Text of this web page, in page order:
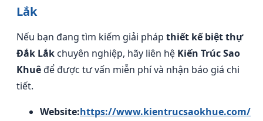
Lắk
Nếu bạn đang tìm kiếm giải pháp thiết kế biệt thự
Đắk Lắk chuyên nghiệp, hãy liên hệ Kiến Trúc Sao
Khuêđể được tư vấn miễn phí và nhận báo giá chi
tiết.
Website:https://www.kientrucsaokhue.com/